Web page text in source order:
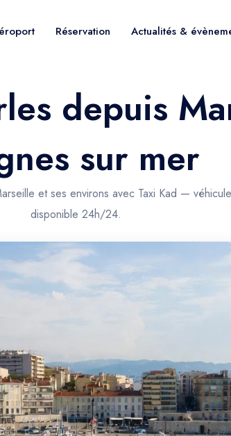
Réservation Actualités &
depuis
sur mer
et ses environs avec Taxi Kad —
disponible 24h/24.